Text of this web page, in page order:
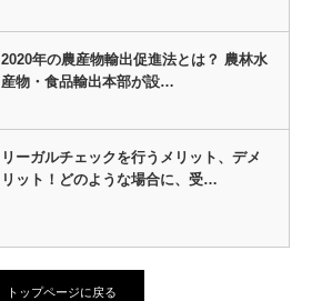
2020年の農産物輸出促進法とは？ 農林水
産物・食品輸出本部が設…
リーガルチェックを行うメリット、デメ
リット！どのような場合に、受…
トップページに戻る